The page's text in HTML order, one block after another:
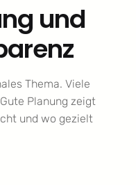
und
Thema. Viele
Planung zeigt
und wo gezielt